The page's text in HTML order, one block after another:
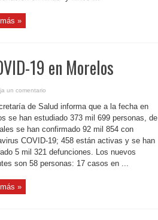
más »
19 en Morelos
un comentario
de Salud informa que a la fecha en
se han estudiado 373 mil 699 personas, de
se han confirmado 92 mil 854 con
COVID-19; 458 están activas y se han
5 mil 321 defunciones. Los nuevos
son 58 personas: 17 casos en ...
más »